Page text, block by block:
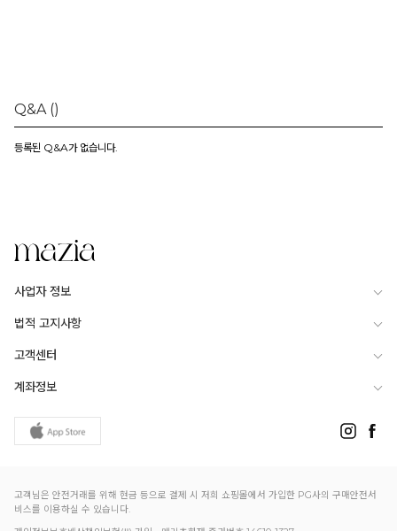
Q&A ()
등록된 Q&A가 없습니다.
사업자 정보
법적 고지사항
고객센터
계좌정보
고객님은 안전거래를 위해 현금 등으로 결제 시 저희 쇼핑몰에서 가입한 PG사의 구매안전서
비스를 이용하실 수 있습니다.